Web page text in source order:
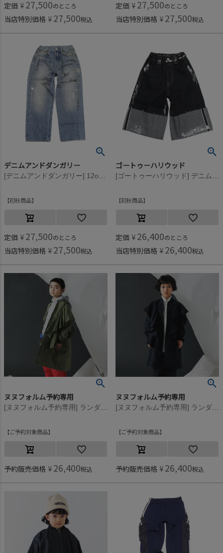
定価 ¥ 27,500のところ
当店特別価格 ¥ 27,500税込
定価 ¥ 27,500のところ
当店特別価格 ¥ 27,500税込
デニムアンドダンガリー
初秋商品
定価 ¥ 27,500のところ
当店特別価格 ¥ 27,500税込
ゴートゥーハリウッド
初秋商品
定価 ¥ 26,400のところ
当店特別価格 ¥ 26,400税込
ヌヌフォルム予約専用
ご予約対象商品
予約販売価格 ¥ 26,400税込
ヌヌフォルム予約専用
ご予約対象商品
予約販売価格 ¥ 26,400税込